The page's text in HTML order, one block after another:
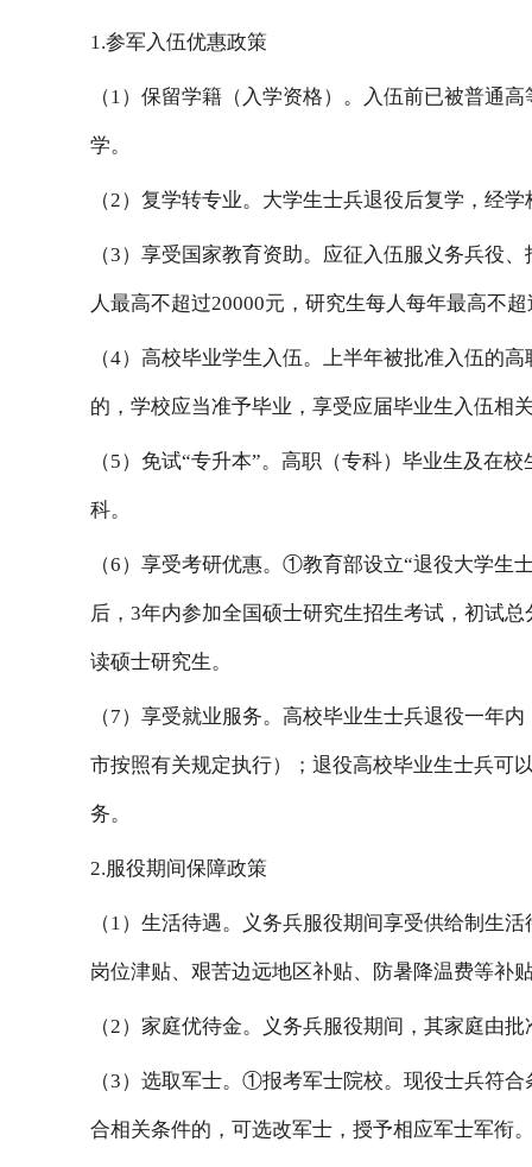
1.参军入伍优惠政策
（1）保留学籍（入学资格）。入伍前已被普通
学。
（2）复学转专业。大学生士兵退役后复学，经
（3）享受国家教育资助。应征入伍服义务兵役
人最高不超过20000元，研究生每人每年最高不
（4）高校毕业学生入伍。上半年被批准入伍的
的，学校应当准予毕业，享受应届毕业生入伍相
（5）免试“专升本”。高职（专科）毕业生及在
科。
（6）享受考研优惠。①教育部设立“退役大学
后，3年内参加全国硕士研究生招生考试，初试
读硕士研究生。
（7）享受就业服务。高校毕业生士兵退役一年
市按照有关规定执行）；退役高校毕业生士兵可
务。
2.服役期间保障政策
（1）生活待遇。义务兵服役期间享受供给制生
岗位津贴、艰苦边远地区补贴、防暑降温费等补
（2）家庭优待金。义务兵服役期间，其家庭由
（3）选取军士。①报考军士院校。现役士兵符
合相关条件的，可选改军士，授予相应军士军衔